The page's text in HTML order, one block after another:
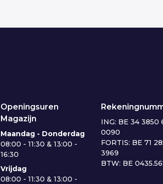
Openingsuren
Magazijn
Maandag - Donderdag
08:00 - 11:30 & 13:00 -
16:30
Vrijdag
08:00 - 11:30 & 13:00 -
ING: BE 34 3850
0090
FORTIS: BE 71
3969
BTW: BE